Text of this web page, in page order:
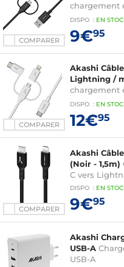
COMPARER
chargement
C /
recyclés
DISPO : EN
9€95
COMPARER
Akashi
Lightning /
chargement
C /
recyclés
DISPO : EN
12€95
COMPARER
Akashi
(Noir - 1,5m)
C vers
DISPO : EN
9€95
Akashi
USB-A
USB-A